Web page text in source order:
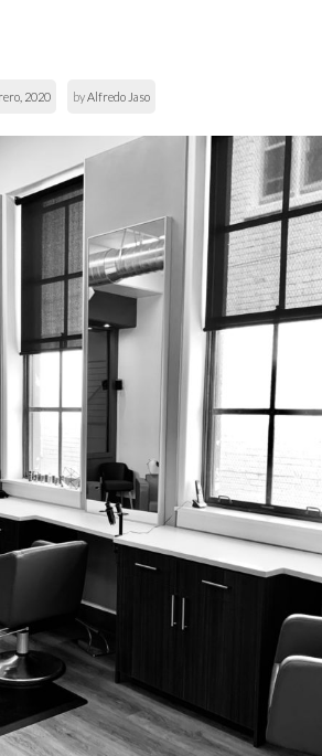
2020 byAlfredo Jaso